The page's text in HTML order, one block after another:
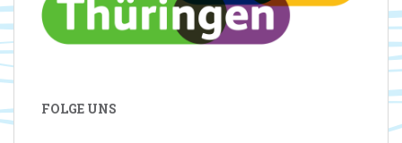
FOLGE UNS